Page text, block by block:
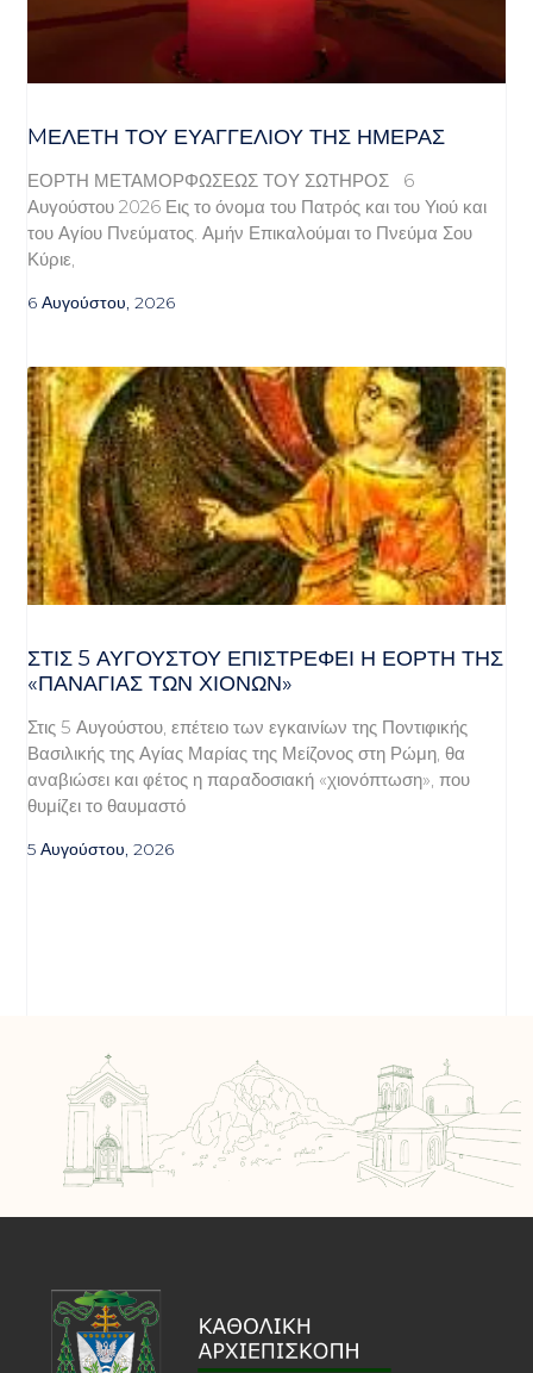
MΕΛΈΤΗ ΤΟΥ ΕΥΑΓΓΕΛΊΟΥ ΤΗΣ ΗΜΈΡΑΣ
ΕΟΡΤΗ ΜΕΤΑΜΟΡΦΩΣΕΩΣ ΤΟΥ ΣΩΤΗΡΟΣ 6
Αυγούστου 2026 Εις το όνομα του Πατρός και του Υιού και
του Αγίου Πνεύματος. Αμήν Επικαλούμαι το Πνεύμα Σου
Κύριε,
6 Αυγούστου, 2026
ΣΤΙΣ 5 ΑΥΓΟΎΣΤΟΥ ΕΠΙΣΤΡΈΦΕΙ Η ΕΟΡΤΉ ΤΗΣ
«ΠΑΝΑΓΊΑΣ ΤΩΝ ΧΙΌΝΩΝ»
Στις 5 Αυγούστου, επέτειο των εγκαινίων της Ποντιφικής
Βασιλικής της Αγίας Μαρίας της Μείζονος στη Ρώμη, θα
αναβιώσει και φέτος η παραδοσιακή «χιονόπτωση», που
θυμίζει το θαυμαστό
5 Αυγούστου, 2026